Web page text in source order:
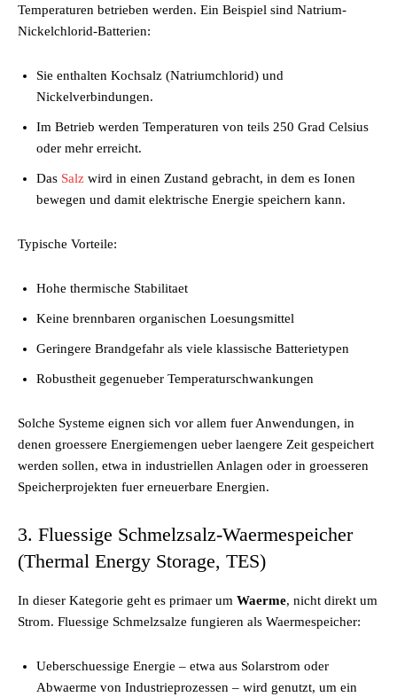
Temperaturen betrieben werden. Ein Beispiel sind Natrium-
Nickelchlorid-Batterien:
Sie enthalten Kochsalz (Natriumchlorid) und
Nickelverbindungen.
Im Betrieb werden Temperaturen von teils 250 Grad Celsius
oder mehr erreicht.
Das Salz wird in einen Zustand gebracht, in dem es Ionen
bewegen und damit elektrische Energie speichern kann.
Typische Vorteile:
Hohe thermische Stabilitaet
Keine brennbaren organischen Loesungsmittel
Geringere Brandgefahr als viele klassische Batterietypen
Robustheit gegenueber Temperaturschwankungen
Solche Systeme eignen sich vor allem fuer Anwendungen, in
denen groessere Energiemengen ueber laengere Zeit gespeichert
werden sollen, etwa in industriellen Anlagen oder in groesseren
Speicherprojekten fuer erneuerbare Energien.
3. Fluessige Schmelzsalz-Waermespeicher
(Thermal Energy Storage, TES)
In dieser Kategorie geht es primaer um Waerme, nicht direkt um
Strom. Fluessige Schmelzsalze fungieren als Waermespeicher:
Ueberschuessige Energie – etwa aus Solarstrom oder
Abwaerme von Industrieprozessen – wird genutzt, um ein